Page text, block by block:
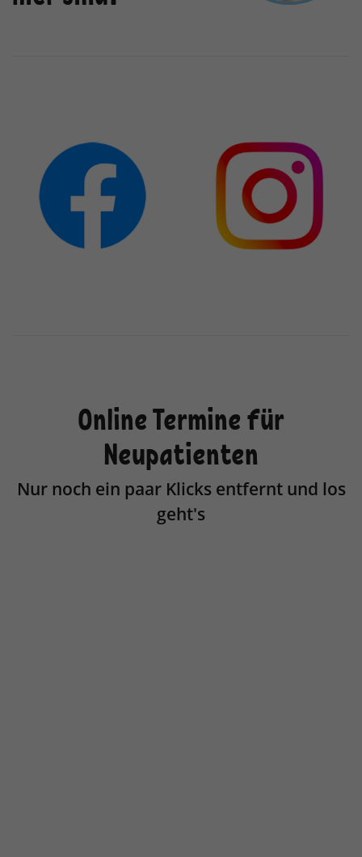
Online Termine für
Neupatienten
Nur noch ein paar Klicks entfernt und los
geht's
Anbieter TYPO3